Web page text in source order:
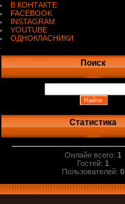
В КОНТАКТЕ
FACEBOOK
INSTAGRAM
YOUTUBE
ОДНОКЛАСНИКИ
Поиск
Статистика
Онлайн всего:1
Гостей:1
Пользователей:0